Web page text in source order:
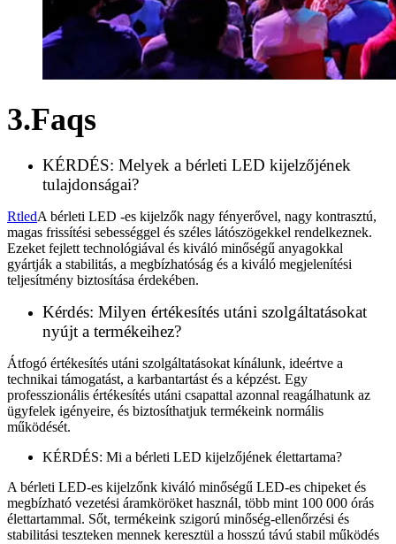
3.Faqs
KÉRDÉS: Melyek a bérleti LED kijelzőjének
tulajdonságai?
RtledA bérleti LED -es kijelzők nagy fényerővel, nagy kontrasztú,
magas frissítési sebességgel és széles látószögekkel rendelkeznek.
Ezeket fejlett technológiával és kiváló minőségű anyagokkal
gyártják a stabilitás, a megbízhatóság és a kiváló megjelenítési
teljesítmény biztosítása érdekében.
Kérdés: Milyen értékesítés utáni szolgáltatásokat
nyújt a termékeihez?
Átfogó értékesítés utáni szolgáltatásokat kínálunk, ideértve a
technikai támogatást, a karbantartást és a képzést. Egy
professzionális értékesítés utáni csapattal azonnal reagálhatunk az
ügyfelek igényeire, és biztosíthatjuk termékeink normális
működését.
KÉRDÉS: Mi a bérleti LED kijelzőjének élettartama?
A bérleti LED-es kijelzőnk kiváló minőségű LED-es chipeket és
megbízható vezetési áramköröket használ, több mint 100 000 órás
élettartammal. Sőt, termékeink szigorú minőség-ellenőrzési és
stabilitási teszteken mennek keresztül a hosszú távú stabil működés